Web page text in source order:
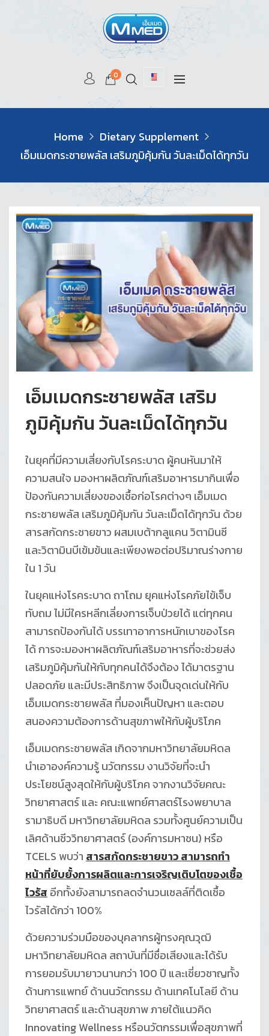
0
Home
Dietary Supplement
เอ็มเมดกระชายพลัส เสริมภูมิคุ้มกัน วันละเม็ดได้ทุกวัน
เอ็มเมดกระชายพลัส เสริม
ภูมิคุ้มกัน วันละเม็ดได้ทุกวัน
ในยุคที่มีความเสี่ยงกับโรคระบาด ผู้คนหันมาให้
ความสนใจ มองหาผลิตภัณฑ์เสริมอาหารมากินเพื่อ
ป้องกันความเสี่ยงของเชื้อก่อโรคต่างๆ เอ็มเมด
กระชายพลัส เสริมภูมิคุ้มกัน วันละเม็ดได้ทุกวัน ด้วย
สารสกัดกระชายขาว ผสมเบต้ากลูแคน วิตามินซี
และวิตามินบีเข้มข้นและเพียงพอต่อปริมาณร่างกาย
ใน 1 วัน
ในยุคแห่งโรคระบาด ถาโถม ยุคแห่งโรคภัยไข้เจ็บ
ทับถม ไม่มีใครหลีกเลี่ยงการเจ็บป่วยได้ แต่ทุกคน
สามารถป้องกันได้ บรรเทาอาการหนักเบาของโรค
ได้ การจะมองหาผลิตภัณฑ์เสริมอาหารที่จะช่วยส่ง
เสริมภูมิคุ้มกันให้กับทุกคนได้จึงต้อง ได้มาตรฐาน
ปลอดภัย และมีประสิทธิภาพ จึงเป็นจุดเด่นให้กับ
เอ็มเมดกระชายพลัส ที่มองเห็นปัญหา และตอบ
สนองความต้องการด้านสุขภาพให้กับผู้บริโภค
เอ็มเมดกระชายพลัส เกิดจากมหาวิทยาลัยมหิดล
นำเอาองค์ความรู้ นวัตกรรม งานวิจัยที่จะนำ
ประโยชน์สูงสุดให้กับผู้บริโภค จากงานวิจัยคณะ
วิทยาศาสตร์ และ คณะแพทย์ศาสตร์โรงพยาบาล
รามาธิบดี มหาวิทยาลัยมหิดล รวมทั้งศูนย์ความเป็น
เลิศด้านชีววิทยาศาสตร์ (องค์การมหาชน) หรือ
TCELS พบว่า สารสกัดกระชายขาว สามารถทำ
หน้าที่ยับยั้งการผลิตและการเจริญเติบโตของเชื้อ
ไวรัส อีกทั้งยังสามารถลดจำนวนเซลล์ที่ติดเชื้อ
ไวรัสได้กว่า 100%
ด้วยความร่วมมือของบุคลากรผู้ทรงคุณวุฒิ
มหาวิทยาลัยมหิดล สถาบันที่มีชื่อเสียงและได้รับ
การยอมรับมายาวนานกว่า 100 ปี และเชี่ยวชาญทั้ง
ด้านการแพทย์ ด้านนวัตกรรม ด้านเทคโนโลยี ด้าน
วิทยาศาสตร์ และด้านสุขภาพ ภายใต้แนวคิด
Innovating Wellness หรือนวัตกรรมเพื่อสุขภาพที่